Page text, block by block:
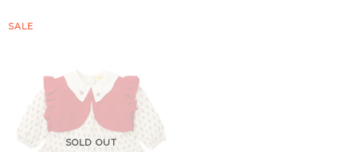
SOLD OUT
SALE